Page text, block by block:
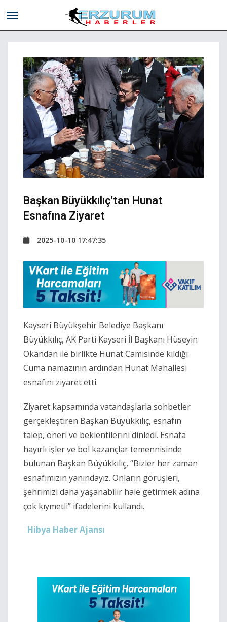
Başkan Büyükkılıç'tan Hunat
Esnafına Ziyaret
2025-10-10 17:47:35
Kayseri Büyükşehir Belediye Başkanı
Büyükkılıç, AK Parti Kayseri İl Başkanı Hüseyin
Okandan ile birlikte Hunat Camisinde kıldığı
Cuma namazının ardından Hunat Mahallesi
esnafını ziyaret etti.
Ziyaret kapsamında vatandaşlarla sohbetler
gerçekleştiren Başkan Büyükkılıç, esnafın
talep, öneri ve beklentilerini dinledi. Esnafa
hayırlı işler ve bol kazançlar temennisinde
bulunan Başkan Büyükkılıç, “Bizler her zaman
esnafımızın yanındayız. Onların görüşleri,
şehrimizi daha yaşanabilir hale getirmek adına
çok kıymetli” ifadelerini kullandı.
Hibya Haber Ajansı